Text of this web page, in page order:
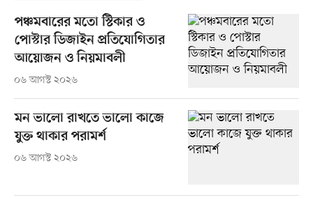
পঞ্চমবারের মতো স্টিকার ও
পোস্টার ডিজাইন প্রতিযোগিতার
আয়োজন ও নিয়মাবলী
০৬ আগস্ট ২০২৬
মন ভালো রাখতে ভালো কাজে
যুক্ত থাকার পরামর্শ
০৬ আগস্ট ২০২৬